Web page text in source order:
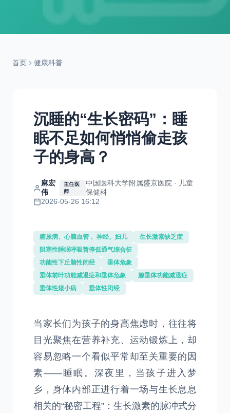
首页 健康科普
沉睡的“生长密码”：睡
眠不足如何悄悄偷走孩
子的身高？
麻宏
伟
主任医
师
中国医科大学附属盛京医院 · 儿童
保健科
2026-05-26 16:12
糖尿病、心脑血管 、神经、妇儿
生长激素缺乏症
阻塞性睡眠呼吸暂停低通气综合征
功能性下丘脑性闭经
垂体危象
垂体前叶功能减退症和垂体危象
腺垂体功能减退症
垂体性矮小病
垂体性闭经
当家长们为孩子的身高焦虑时，往往将
目光聚焦在营养补充、运动锻炼上，却
容易忽略一个看似平常却至关重要的因
素——睡眠。深夜里，当孩子进入梦
乡，身体内部正进行着一场与生长息息
相关的“秘密工程”：生长激素的脉冲式分